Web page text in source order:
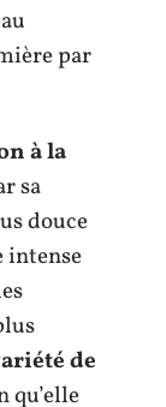
par
à la
sa
douce
intense
de
qu’elle